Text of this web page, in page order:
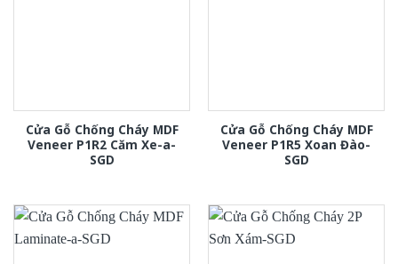
Cửa Gỗ Chống Cháy MDF
Veneer P1R2 Căm Xe-a-
SGD
Cửa Gỗ Chống Cháy MDF
Veneer P1R5 Xoan Đào-
SGD